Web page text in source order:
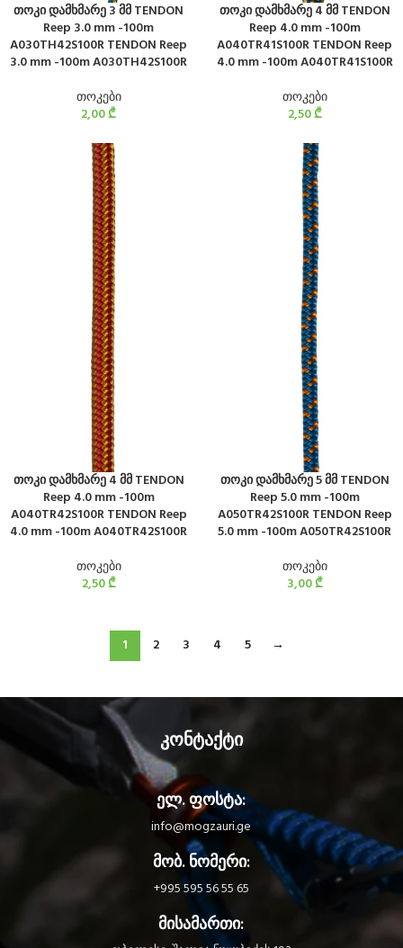
თოკი დამხმარე 3 მმ TENDON
Reep 3.0 mm -100m
A030TH42S100R TENDON Reep
3.0 mm -100m A030TH42S100R
თოკები
2,00₾
თოკი დამხმარე 4 მმ TENDON
Reep 4.0 mm -100m
A040TR41S100R TENDON Reep
4.0 mm -100m A040TR41S100R
თოკები
2,50₾
თოკი დამხმარე 4 მმ TENDON
Reep 4.0 mm -100m
A040TR42S100R TENDON Reep
4.0 mm -100m A040TR42S100R
თოკები
2,50₾
თოკი დამხმარე 5 მმ TENDON
Reep 5.0 mm -100m
A050TR42S100R TENDON Reep
5.0 mm -100m A050TR42S100R
თოკები
3,00₾
1 2 3 4 5 →
კონტაქტი
ელ. ფოსტა:
info@mogzauri.ge
მობ. ნომერი:
+995 595 56 55 65
მისამართი: